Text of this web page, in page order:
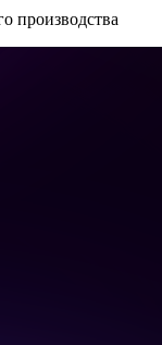
производства